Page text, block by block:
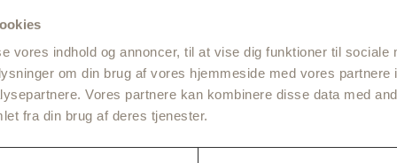
vores indhold og annoncer, til at vise dig funktioner til sociale
om din brug af vores hjemmeside med vores partnere
Vores partnere kan kombinere disse data med
fra din brug af deres tjenester.
Få de seneste nyheder om Fremad March og nye events
direkte i din mailboks. Skriv dig op lige her.